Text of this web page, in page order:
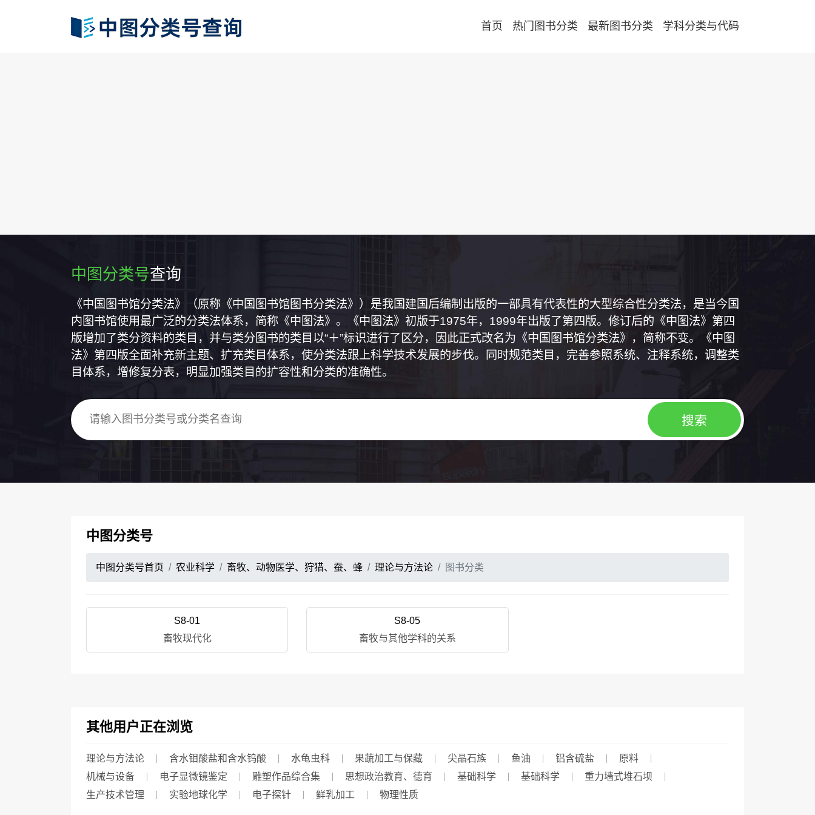
首页 热门图书分类 最新图书分类 学科分类与代码
中图分类号查询
《中国图书馆分类法》（原称《中国图书馆图书分类法》）是我国建国后编制出版的一部具有代表性的大型综合性分类法，是当今国
内图书馆使用最广泛的分类法体系，简称《中图法》。《中图法》初版于1975年，1999年出版了第四版。修订后的《中图法》第四
版增加了类分资料的类目，并与类分图书的类目以“＋”标识进行了区分，因此正式改名为《中国图书馆分类法》，简称不变。《中图
法》第四版全面补充新主题、扩充类目体系，使分类法跟上科学技术发展的步伐。同时规范类目，完善参照系统、注释系统，调整类
目体系，增修复分表，明显加强类目的扩容性和分类的准确性。
中图分类号
中图分类号首页 农业科学 畜牧、动物医学、狩猎、蚕、蜂 理论与方法论 图书分类
S8-01
畜牧现代化
S8-05
畜牧与其他学科的关系
其他用户正在浏览
理论与方法论 含水钼酸盐和含水钨酸 水龟虫科 果蔬加工与保藏 尖晶石族 鱼油 铝含硫盐
原料
机械与设备
电子显微镜鉴定 雕塑作品综合集 思想政治教育、德育 基础科学 基础科学
重力墙式堆石坝
生产技术管理
实验地球化学 电子探针 鲜乳加工 物理性质